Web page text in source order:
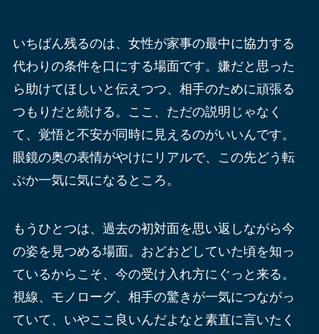
いちばん残るのは、女性が家事の最中に協力する
代わりの条件を口にする場面です。嫌だと思った
ら助けてほしいと伝えつつ、相手のために頑張る
つもりだと続ける。ここ、ただの説明じゃなく
て、覚悟と不安が同時に見えるのがいいんです。
眼鏡の奥の表情がやけにリアルで、この先どう転
ぶか一気に気になるところ。
もうひとつは、過去の初対面を思い返しながら今
の姿を見つめる場面。おどおどしていた頃を知っ
ているからこそ、今の受け入れ方にぐっと来る。
視線、モノローグ、相手の驚きが一気につながっ
ていて、いやここ良いんだよなと素直に言いたく